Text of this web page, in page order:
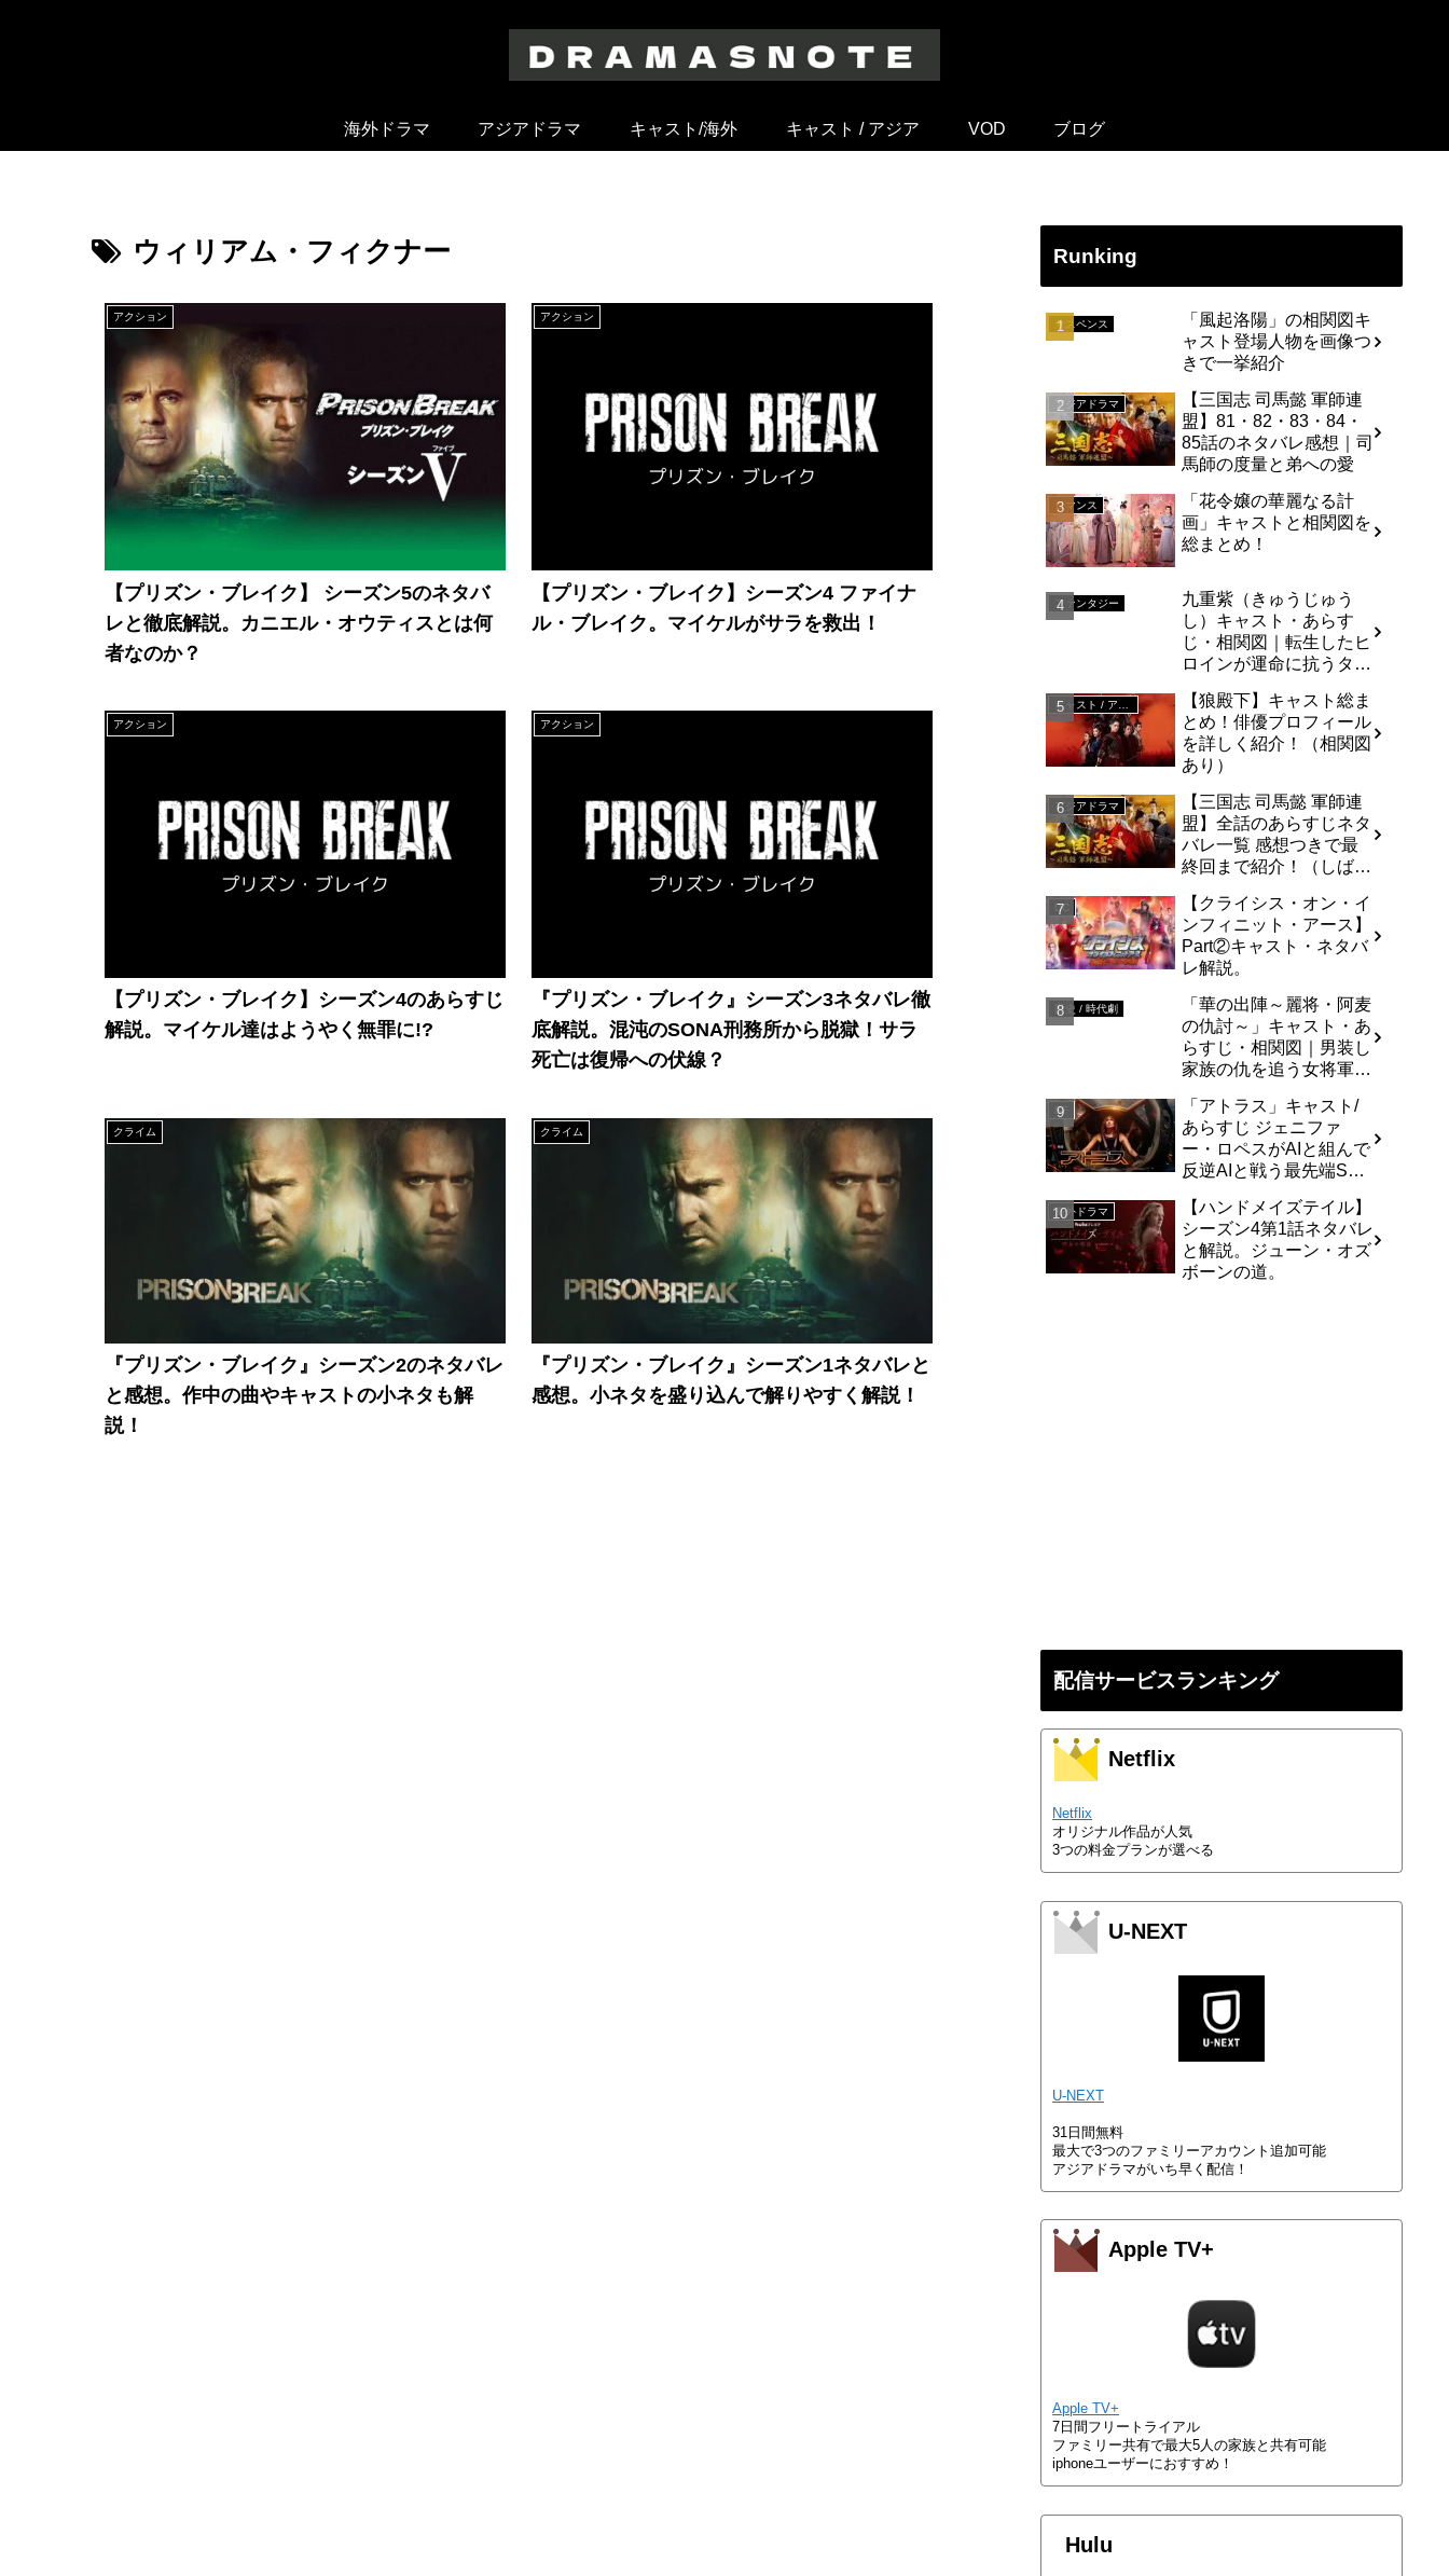
海外ドラマ アジアドラマ キャスト/海外 キャスト / アジア VOD ブログ
ウィリアム・フィクナー
アクション
【プリズン・ブレイク】 シーズン5のネタバ
レと徹底解説。カニエル・オウティスとは何
者なのか？
アクション
【プリズン・ブレイク】シーズン4 ファイナ
ル・ブレイク。マイケルがサラを救出！
アクション
【プリズン・ブレイク】シーズン4のあらすじ
解説。マイケル達はようやく無罪に!?
アクション
『プリズン・ブレイク』シーズン3ネタバレ徹
底解説。混沌のSONA刑務所から脱獄！サラ
死亡は復帰への伏線？
クライム
『プリズン・ブレイク』シーズン2のネタバレ
と感想。作中の曲やキャストの小ネタも解
説！
クライム
『プリズン・ブレイク』シーズン1ネタバレと
感想。小ネタを盛り込んで解りやすく解説！
Runking
サスペンス
「風起洛陽」の相関図キ
ャスト登場人物を画像つ
きで一挙紹介
アジアドラマ
【三国志 司馬懿 軍師連
盟】81・82・83・84・
85話のネタバレ感想｜司
馬師の度量と弟への愛
ロマンス
「花令嬢の華麗なる計
画」キャストと相関図を
総まとめ！
ファンタジー
九重紫（きゅうじゅう
し）キャスト・あらす
じ・相関図｜転生したヒ
ロインが運命に抗うタイ
ー
キャスト / アジア
【狼殿下】キャスト総ま
とめ！俳優プロフィール
を詳しく紹介！（相関図
あり）
アジアドラマ
【三国志 司馬懿 軍師連
盟】全話のあらすじネタ
バレ一覧 感想つきで最
終回まで紹介！（しば
DC
【クライシス・オン・イ
ンフィニット・アース】
Part②キャスト・ネタバ
レ解説。
歴史 / 時代劇
「華の出陣～麗将・阿麦
の仇討～」キャスト・あ
らすじ・相関図｜男装し
家族の仇を追う女将軍の
ールの時代劇
SF
「アトラス」キャスト/
あらすじ ジェニファ
ー・ロペスがAIと組んで
反逆AIと戦う最先端SF
海外ドラマ
【ハンドメイズテイル】
シーズン4第1話ネタバレ
と解説。ジューン・オズ
ボーンの道。
配信サービスランキング
Netflix
Netflix
オリジナル作品が人気
3つの料金プランが選べる
U-NEXT
U-NEXT
31日間無料
最大で3つのファミリーアカウント追加可能
アジアドラマがいち早く配信！
Apple TV+
Apple TV+
7日間フリートライアル
ファミリー共有で最大5人の家族と共有可能
iphoneユーザーにおすすめ！
Hulu